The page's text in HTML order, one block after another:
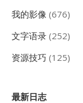
我的影像 (676)
文字语录 (252)
资源技巧 (125)
最新日志